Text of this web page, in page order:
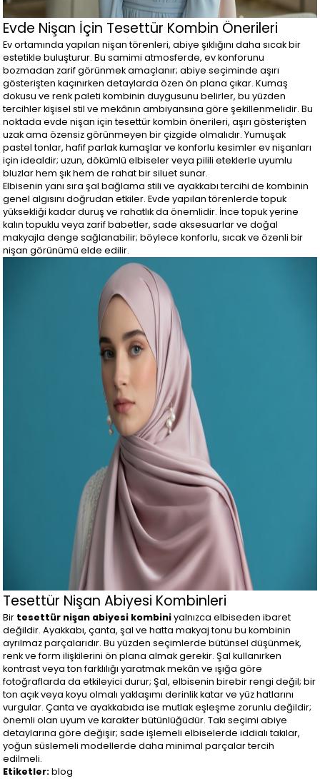
Evde Nişan İçin Tesettür Kombin Önerileri
Ev ortamında yapılan nişan törenleri, abiye şıklığını daha sıcak bir
estetikle buluşturur. Bu samimi atmosferde, ev konforunu
bozmadan zarif görünmek amaçlanır; abiye seçiminde aşırı
gösterişten kaçınırken detaylarda özen ön plana çıkar. Kumaş
dokusu ve renk paleti kombinin duygusunu belirler, bu yüzden
tercihler kişisel stil ve mekânın ambiyansına göre şekillenmelidir. Bu
noktada evde nişan için tesettür kombin önerileri, aşırı gösterişten
uzak ama özensiz görünmeyen bir çizgide olmalıdır. Yumuşak
pastel tonlar, hafif parlak kumaşlar ve konforlu kesimler ev nişanları
için idealdir; uzun, dökümlü elbiseler veya pilili eteklerle uyumlu
bluzlar hem şık hem de rahat bir siluet sunar.
Elbisenin yanı sıra şal bağlama stili ve ayakkabı tercihi de kombinin
genel algısını doğrudan etkiler. Evde yapılan törenlerde topuk
yüksekliği kadar duruş ve rahatlık da önemlidir. İnce topuk yerine
kalın topuklu veya zarif babetler, sade aksesuarlar ve doğal
makyajla denge sağlanabilir; böylece konforlu, sıcak ve özenli bir
nişan görünümü elde edilir.
Tesettür Nişan Abiyesi Kombinleri
Bir tesettür nişan abiyesi kombiniyalnızca elbiseden ibaret
değildir. Ayakkabı, çanta, şal ve hatta makyaj tonu bu kombinin
ayrılmaz parçalarıdır. Bu yüzden seçimlerde bütünsel düşünmek,
renk ve form ilişkilerini ön plana almak gerekir. Şal kullanırken
kontrast veya ton farklılığı yaratmak mekân ve ışığa göre
fotoğraflarda da etkileyici durur; Şal, elbisenin birebir rengi değil; bir
ton açık veya koyu olmalı yaklaşımı derinlik katar ve yüz hatlarını
vurgular. Çanta ve ayakkabıda ise mutlak eşleşme zorunlu değildir;
önemli olan uyum ve karakter bütünlüğüdür. Takı seçimi abiye
detaylarına göre değişir; sade işlemeli elbiselerde iddialı takılar,
yoğun süslemeli modellerde daha minimal parçalar tercih
edilmeli.
Etiketler:blog